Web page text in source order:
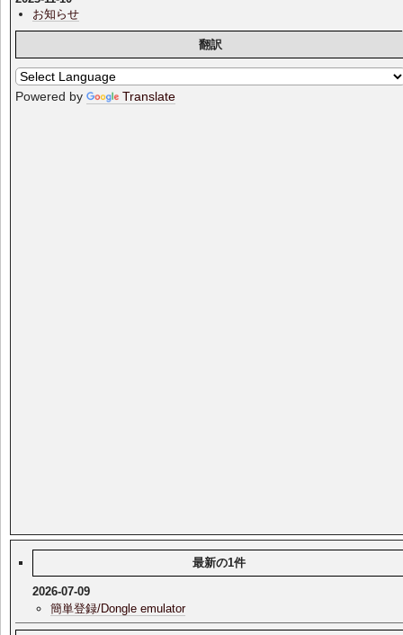
お知らせ
翻訳
Powered by Translate
最新の1件
2026-07-09
簡単登録/Dongle emulator